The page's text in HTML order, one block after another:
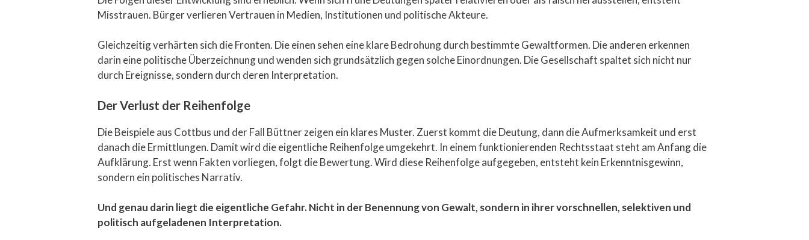
Misstrauen. Bürger verlieren Vertrauen in Medien, Institutionen und politische Akteure.
Gleichzeitig verhärten sich die Fronten. Die einen sehen eine klare Bedrohung durch bestimmte Gewaltformen. Die anderen erkennen
darin eine politische Überzeichnung und wenden sich grundsätzlich gegen solche Einordnungen. Die Gesellschaft spaltet sich nicht nur
durch Ereignisse, sondern durch deren Interpretation.
Der Verlust der Reihenfolge
Die Beispiele aus Cottbus und der Fall Büttner zeigen ein klares Muster. Zuerst kommt die Deutung, dann die Aufmerksamkeit und erst
danach die Ermittlungen. Damit wird die eigentliche Reihenfolge umgekehrt. In einem funktionierenden Rechtsstaat steht am Anfang die
Aufklärung. Erst wenn Fakten vorliegen, folgt die Bewertung. Wird diese Reihenfolge aufgegeben, entsteht kein Erkenntnisgewinn,
sondern ein politisches Narrativ.
Und genau darin liegt die eigentliche Gefahr. Nicht in der Benennung von Gewalt, sondern in ihrer vorschnellen, selektiven und
politisch aufgeladenen Interpretation.